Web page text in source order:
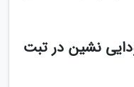
نشین در تبت